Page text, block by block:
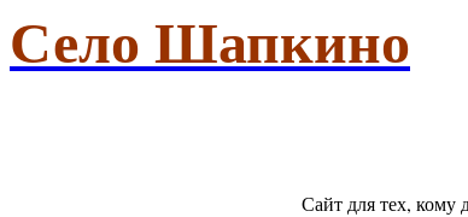
Село Шапкино
Сайт для тех, кому